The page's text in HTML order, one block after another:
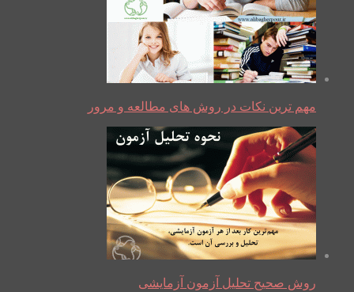
مهم ترین نکات در روش های مطالعه و مرور
روش صحیح تحلیل آزمون آزمایشی